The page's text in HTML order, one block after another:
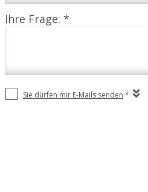
Ihre Frage: *
Sie dürfen mir E-Mails senden *